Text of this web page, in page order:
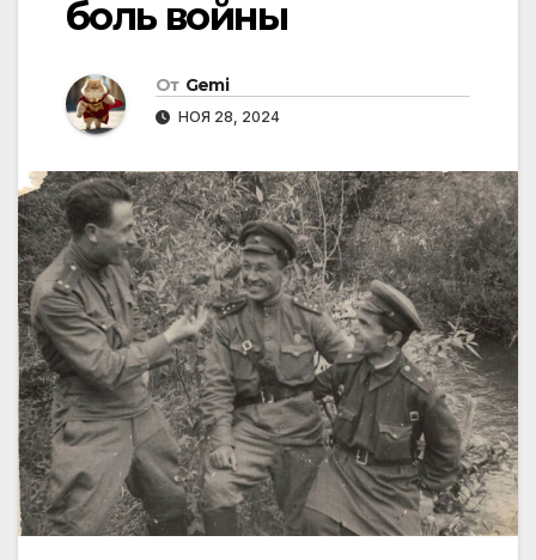
боль войны
От Gemi
НОЯ 28, 2024